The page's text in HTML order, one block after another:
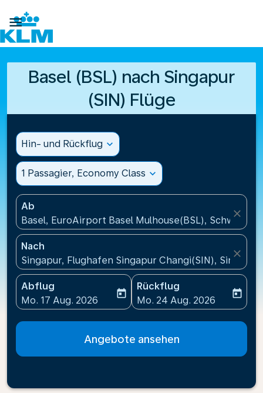

Basel (BSL) nach Singapur
(SIN) Flüge
Hin- und Rückflug expand_more
1 Passagier, Economy Class expand_more
Ab
Basel, EuroAirport Basel Mulhouse(BSL), Schweiz
close
Nach
Singapur, Flughafen Singapur Changi(SIN), Singapur
close
Abflug
fc-booking-departure-date-aria-label
Mo. 17 Aug. 2026
today
Rückflug
fc-booking-return-date-
Mo. 24 Aug. 2026
today
Angebote ansehen